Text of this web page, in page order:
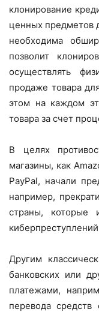
клонирование
ценных предметов
необходима
позволит
осуществлять
продаже товара
этом на каждом
товара за счет
В целях
магазины, как
PayPal, начали
например,
страны, которые
Другим
банковских или
платежами,
перевода